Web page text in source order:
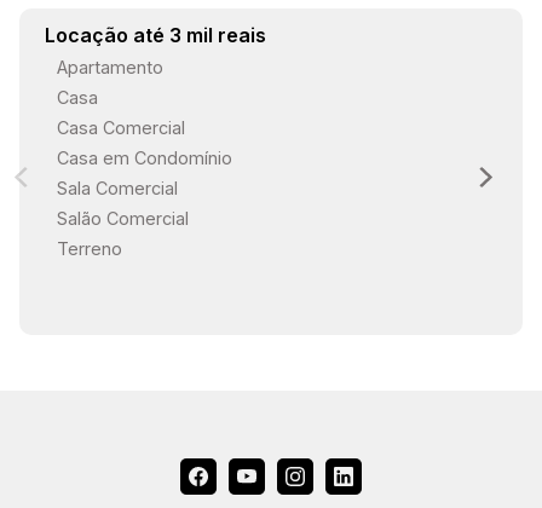
Locação até 3 mil reais
Apartamento
Casa
Casa Comercial
Casa em Condomínio
Sala Comercial
Salão Comercial
Terreno